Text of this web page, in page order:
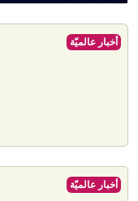
أخبار عالميّة
أخبار عالميّة